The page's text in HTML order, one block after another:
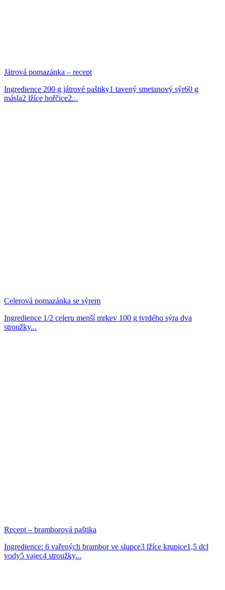
Játrová pomazánka – recept
Ingredience 200 g játrové paštiky1 tavený smetanový sýr60 g
másla2 lžíce hořčice2...
Celerová pomazánka se sýrem
Ingredience 1/2 celeru menší mrkev 100 g tvrdého sýra dva
stroužky...
Recept – bramborová paštika
Ingredience: 6 vařených brambor ve slupce3 lžíce krupice1,5 dcl
vody5 vajec4 stroužky...